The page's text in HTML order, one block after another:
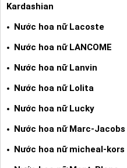
Kardashian
Nước hoa nữ Lacoste
Nước hoa nữ LANCOME
Nước hoa nữ Lanvin
Nước hoa nữ Lolita
Nước hoa nữ Lucky
Nước hoa nữ Marc-Jacobs
Nước hoa nữ micheal-kors